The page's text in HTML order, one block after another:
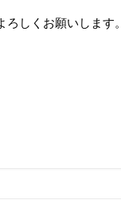
しくお願いします。